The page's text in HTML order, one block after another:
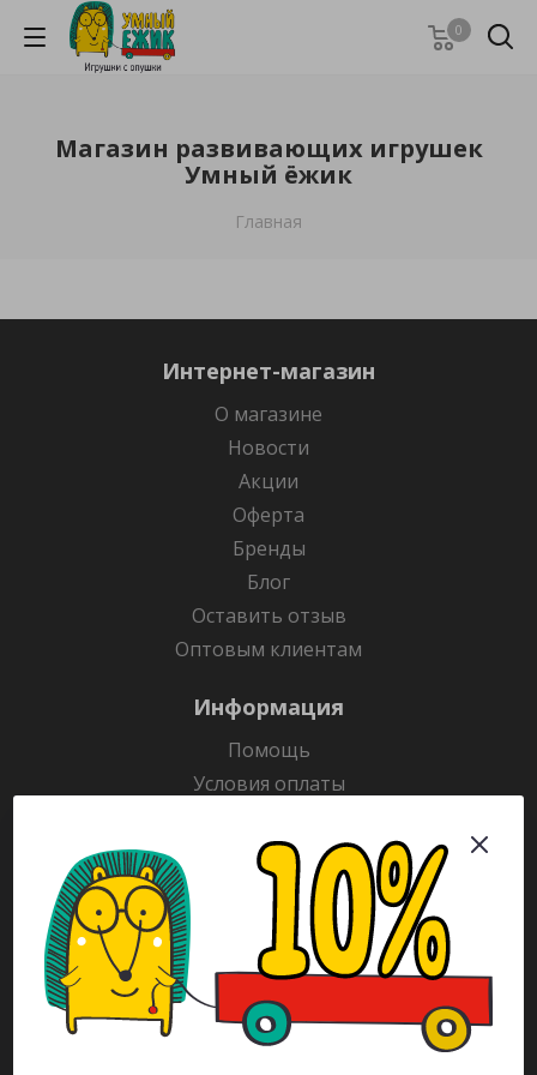
0
Магазин развивающих игрушек
Умный ёжик
Главная
Интернет-магазин
О магазине
Новости
Акции
Оферта
Бренды
Блог
Оставить отзыв
Оптовым клиентам
Информация
Помощь
Условия оплаты
Гарантия на товар
Раскраски
Рекламодателям
Каталог
Будьте всегда в курсе!